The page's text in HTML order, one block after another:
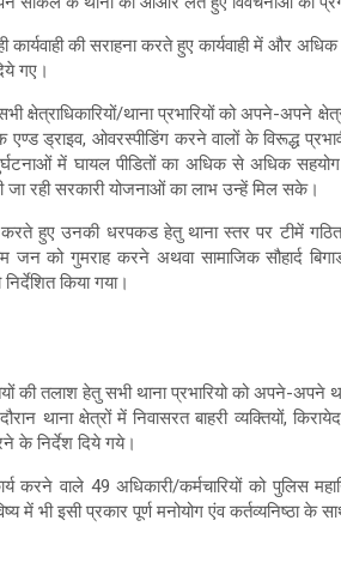
कार्यवाही की सराहना करते हुए कार्यवाही में और
गए।
थाना प्रभारियों को अपने-अपने
ड्राइव, ओवरस्पीडिंग करने वालों के विरूद्ध
में घायल पीडितों का अधिक से अधिक
जा रही सरकारी योजनाओं का लाभ उन्हें मिल सके।
करते हुए उनकी धरपकड हेतु थाना स्तर पर टीमें
को गुमराह करने अथवा सामाजिक सौहार्द
किया गया।
की तलाश हेतु सभी थाना प्रभारियो को अपने-अपने
थाना क्षेत्रों में निवासरत बाहरी व्यक्तियों,
के निर्देश दिये गये।
वाले 49 अधिकारी/कर्मचारियों को पुलिस
में भी इसी प्रकार पूर्ण मनोयोग एंव कर्तव्यनिष्ठा के